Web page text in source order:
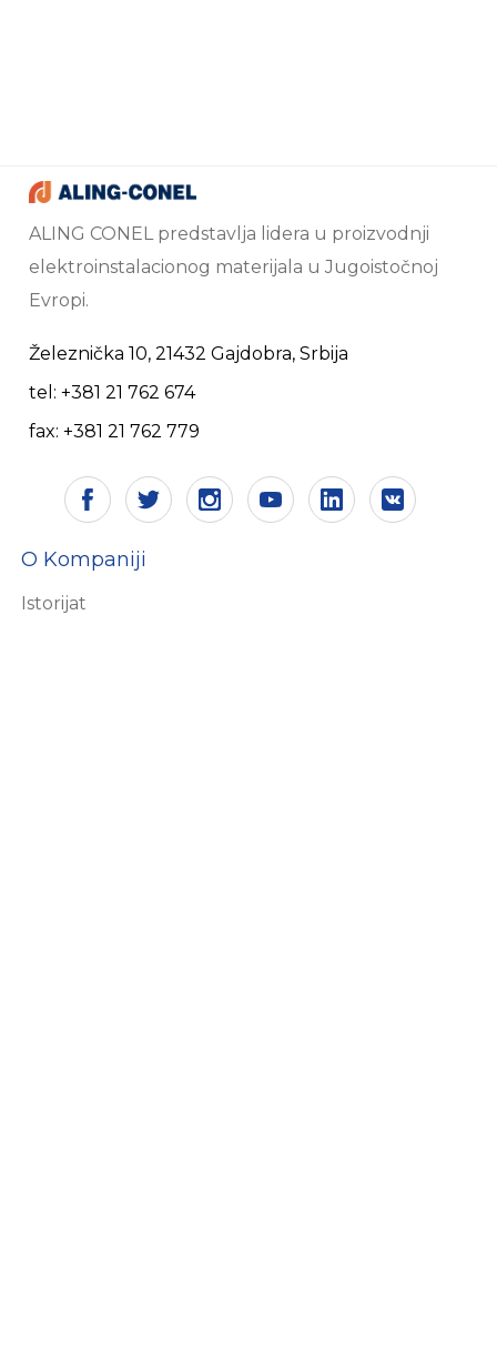
ALING CONEL predstavlja lidera u proizvodnji
elektroinstalacionog materijala u Jugoistočnoj
Evropi.
Železnička 10, 21432 Gajdobra, Srbija
tel: +381 21 762 674
fax: +381 21 762 779
O Kompaniji
Istorijat